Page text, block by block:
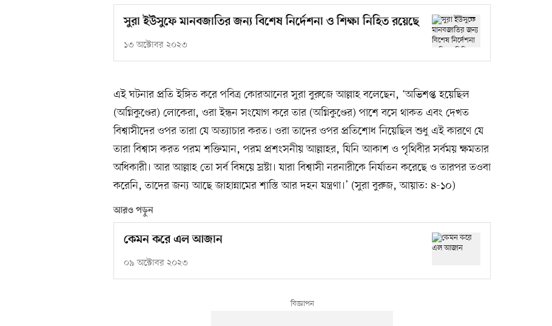
সুরা ইউসুফে মানবজাতির জন্য বিশেষ নির্দেশনা ও শিক্ষা নিহিত রয়েছে
১৩ অক্টোবর ২০২৩
এই ঘটনার প্রতি ইঙ্গিত করে পবিত্র কোরআনের সুরা বুরুজে আল্লাহ বলেছেন, ‘অভিশপ্ত হয়েছিল
(অগ্নিকুণ্ডের) লোকেরা, ওরা ইন্ধন সংযোগ করে তার (অগ্নিকুণ্ডের) পাশে বসে থাকত এবং দেখত
বিশ্বাসীদের ওপর তারা যে অত্যাচার করত। ওরা তাদের ওপর প্রতিশোধ নিয়েছিল শুধু এই কারণে যে
তারা বিশ্বাস করত পরম শক্তিমান, পরম প্রশংসনীয় আল্লাহর, যিনি আকাশ ও পৃথিবীর সর্বময় ক্ষমতার
অধিকারী। আর আল্লাহ তো সর্ব বিষয়ে স্রষ্টা। যারা বিশ্বাসী নরনারীকে নির্যাতন করেছে ও তারপর তওবা
করেনি, তাদের জন্য আছে জাহান্নামের শাস্তি আর দহন যন্ত্রণা।’ (সুরা বুরুজ, আয়াত: ৪-১০)
আরও পড়ুন
কেমন করে এল আজান
০৯ অক্টোবর ২০২৩